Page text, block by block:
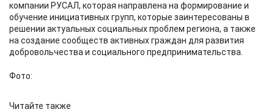
компании РУСАЛ, которая направлена на формирование и
обучение инициативных групп, которые заинтересованы в
решении актуальных социальных проблем региона, а также
на создание сообществ активных граждан для развития
добровольчества и социального предпринимательства.
Фото:
Читайте также